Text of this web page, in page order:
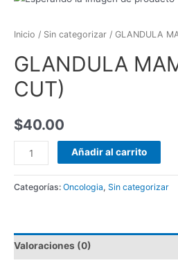
Inicio / Sin categorizar / GLANDULA
GLANDULA
CUT)
$40.00
Añadir al carrito
Categorías: Oncologia, Sin categorizar
Valoraciones (0)